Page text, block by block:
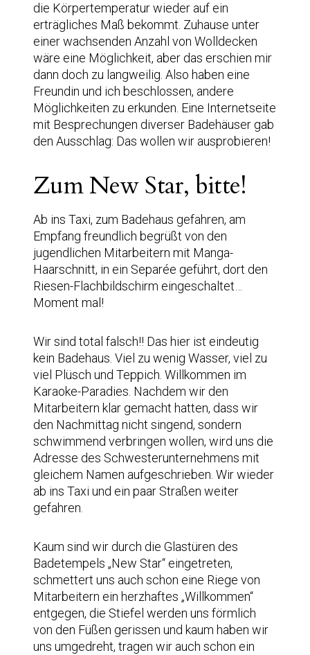
die Körpertemperatur wieder auf ein
erträgliches Maß bekommt. Zuhause unter
einer wachsenden Anzahl von Wolldecken
wäre eine Möglichkeit, aber das erschien mir
dann doch zu langweilig. Also haben eine
Freundin und ich beschlossen, andere
Möglichkeiten zu erkunden. Eine Internetseite
mit Besprechungen diverser Badehäuser gab
den Ausschlag: Das wollen wir ausprobieren!
Zum New Star, bitte!
Ab ins Taxi, zum Badehaus gefahren, am
Empfang freundlich begrüßt von den
jugendlichen Mitarbeitern mit Manga-
Haarschnitt, in ein Separée geführt, dort den
Riesen-Flachbildschirm eingeschaltet…
Moment mal!
Wir sind total falsch!! Das hier ist eindeutig
kein Badehaus. Viel zu wenig Wasser, viel zu
viel Plüsch und Teppich. Willkommen im
Karaoke-Paradies. Nachdem wir den
Mitarbeitern klar gemacht hatten, dass wir
den Nachmittag nicht singend, sondern
schwimmend verbringen wollen, wird uns die
Adresse des Schwesterunternehmens mit
gleichem Namen aufgeschrieben. Wir wieder
ab ins Taxi und ein paar Straßen weiter
gefahren.
Kaum sind wir durch die Glastüren des
Badetempels „New Star“ eingetreten,
schmettert uns auch schon eine Riege von
Mitarbeitern ein herzhaftes „Willkommen“
entgegen, die Stiefel werden uns förmlich
von den Füßen gerissen und kaum haben wir
uns umgedreht, tragen wir auch schon ein